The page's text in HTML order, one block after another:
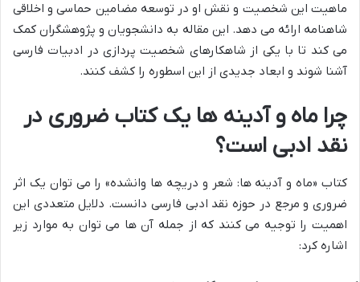
ماهیت این شخصیت و نقش او در توسعه مضامین حماسی و اخلاقی
شاهنامه ارائه می دهد. این مقاله به دانشجویان و پژوهشگران کمک
می کند تا با یکی از شاهکارهای شخصیت پردازی در ادبیات فارسی
آشنا شوند و ابعاد جدیدی از این اسطوره را کشف کنند.
چرا ماه و آدینه ها یک کتاب ضروری در
نقد ادبی است؟
کتاب «ماه و آدینه ها: شعر و دریچه ها وانشده» را می توان یک اثر
ضروری و مرجع در حوزه نقد ادبی فارسی دانست. دلایل متعددی این
اهمیت را توجیه می کنند که از جمله آن ها می توان به موارد زیر
اشاره کرد: